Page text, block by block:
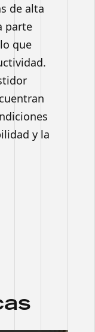
de alta
parte
que
y la